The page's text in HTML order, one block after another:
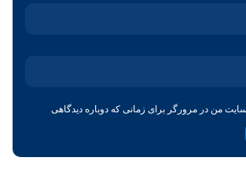
من در مرورگر برای زمانی که دوباره دیدگاهی